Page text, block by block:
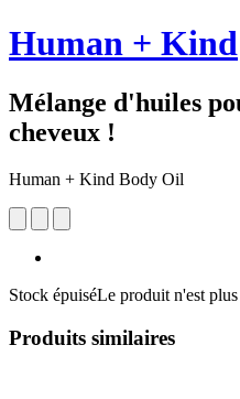
Human + Kind
Mélange d'huiles
cheveux !
Human + Kind Body Oil
Stock épuiséLe produit n'est
Produits similaires